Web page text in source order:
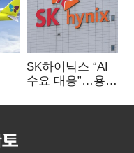
SK하이닉스 “AI
수요 대응”…용인
투자